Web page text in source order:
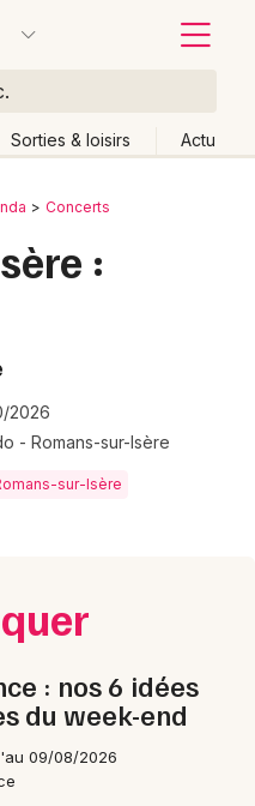
Sorties & loisirs Actu
Concerts
:
2026
- Romans-sur-Isère
sur-Isère
: nos 6 idées
du week-end
09/08/2026
de moi Changer de lieu
end